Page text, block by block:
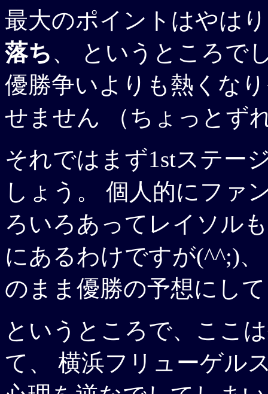
最大のポイントはやは
落ち、 というところで
優勝争いよりも熱くな
せません （ちょっとず
それではまず1stステー
しょう。 個人的にファ
ろいろあってレイソル
にあるわけですが(^^;)
のまま優勝の予想にし
というところで、ここ
て、 横浜フリューゲル